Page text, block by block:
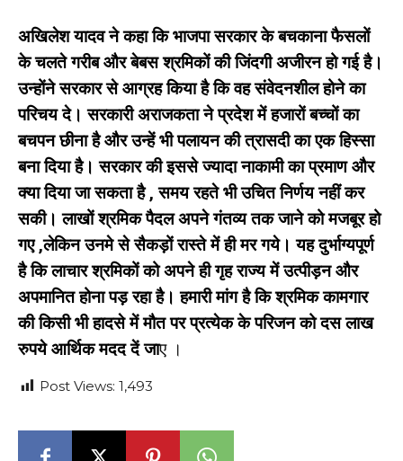
अखिलेश यादव ने कहा कि भाजपा सरकार के बचकाना फैसलों
के चलते गरीब और बेबस श्रमिकों की जिंदगी अजीरन हो गई है।
उन्होंने सरकार से आग्रह किया है कि वह संवेदनशील होने का
परिचय दे। सरकारी अराजकता ने प्रदेश में हजारों बच्चों का
बचपन छीना है और उन्हें भी पलायन की त्रासदी का एक हिस्सा
बना दिया है। सरकार की इससे ज्यादा नाकामी का प्रमाण और
क्या दिया जा सकता है , समय रहते भी उचित निर्णय नहीं कर
सकी। लाखों श्रमिक पैदल अपने गंतव्य तक जाने को मजबूर हो
गए ,लेकिन उनमे से सैकड़ों रास्ते में ही मर गये। यह दुर्भाग्यपूर्ण
है कि लाचार श्रमिकों को अपने ही गृह राज्य में उत्पीड़न और
अपमानित होना पड़ रहा है। हमारी मांग है कि श्रमिक कामगार
की किसी भी हादसे में मौत पर प्रत्येक के परिजन को दस लाख
रुपये आर्थिक मदद दें जाए ।
Post Views: 1,493